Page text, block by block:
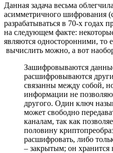
Данная задача весьма
асимметричного шифрования
разрабатываться в 70-х годах
на следующем факте:
являются односторонними, то
вычислить можно, а вот
Зашифровываются
расшифровываются
связанны между собой,
информации не
другого. Один ключ
может свободно
каналам, так как
половину
расшифровать, либо
– закрытым; он хранится